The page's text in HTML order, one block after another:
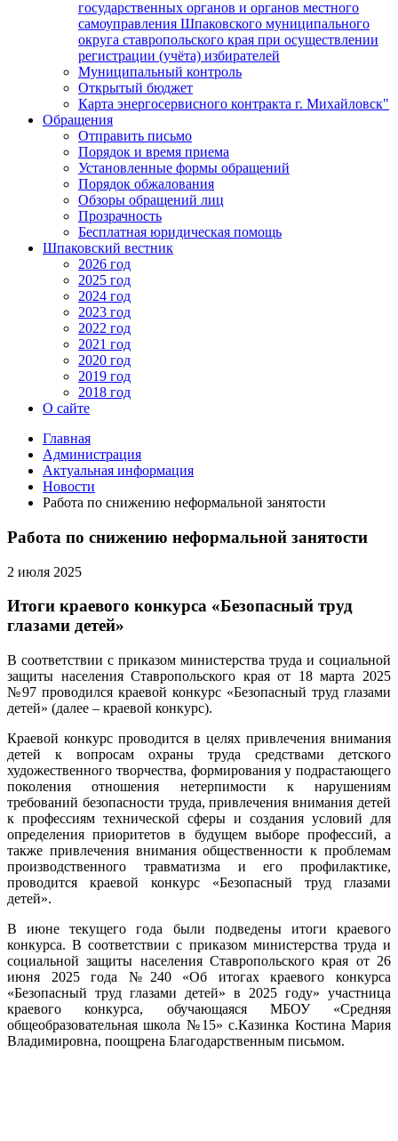
государственных органов и органов местного
самоуправления Шпаковского муниципального
округа ставропольского края при осуществлении
регистрации (учёта) избирателей
Муниципальный контроль
Открытый бюджет
Карта энергосервисного контракта г. Михайловск"
Обращения
Отправить письмо
Порядок и время приема
Установленные формы обращений
Порядок обжалования
Обзоры обращений лиц
Прозрачность
Бесплатная юридическая помощь
Шпаковский вестник
2026 год
2025 год
2024 год
2023 год
2022 год
2021 год
2020 год
2019 год
2018 год
О сайте
Главная
Администрация
Актуальная информация
Новости
Работа по снижению неформальной занятости
Работа по снижению неформальной занятости
2 июля 2025
Итоги краевого конкурса «Безопасный труд
глазами детей»
В соответствии с приказом министерства труда и социальной
защиты населения Ставропольского края от 18 марта 2025
№97 проводился краевой конкурс «Безопасный труд глазами
детей» (далее – краевой конкурс).
Краевой конкурс проводится в целях привлечения внимания
детей к вопросам охраны труда средствами детского
художественного творчества, формирования у подрастающего
поколения отношения нетерпимости к нарушениям
требований безопасности труда, привлечения внимания детей
к профессиям технической сферы и создания условий для
определения приоритетов в будущем выборе профессий, а
также привлечения внимания общественности к проблемам
производственного травматизма и его профилактике,
проводится краевой конкурс «Безопасный труд глазами
детей».
В июне текущего года были подведены итоги краевого
конкурса. В соответствии с приказом министерства труда и
социальной защиты населения Ставропольского края от 26
июня 2025 года №240 «Об итогах краевого конкурса
«Безопасный труд глазами детей» в 2025 году» участница
краевого конкурса, обучающаяся МБОУ «Средняя
общеобразовательная школа №15» с.Казинка Костина Мария
Владимировна, поощрена Благодарственным письмом.